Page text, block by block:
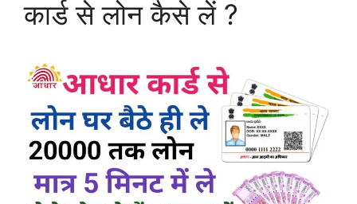
कार्ड से लोन कैसे लें ?